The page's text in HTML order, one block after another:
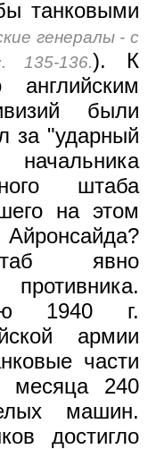
танковыми
генералы - с
135-136.). К
были
за "ударный
штаба
на этом
явно
1940 г.
армии
части
месяца 240
машин.
достигло